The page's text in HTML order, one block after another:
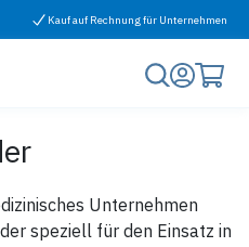
Kauf auf Rechnung für Unternehmen
Unternehmen
speziell für den Einsatz in